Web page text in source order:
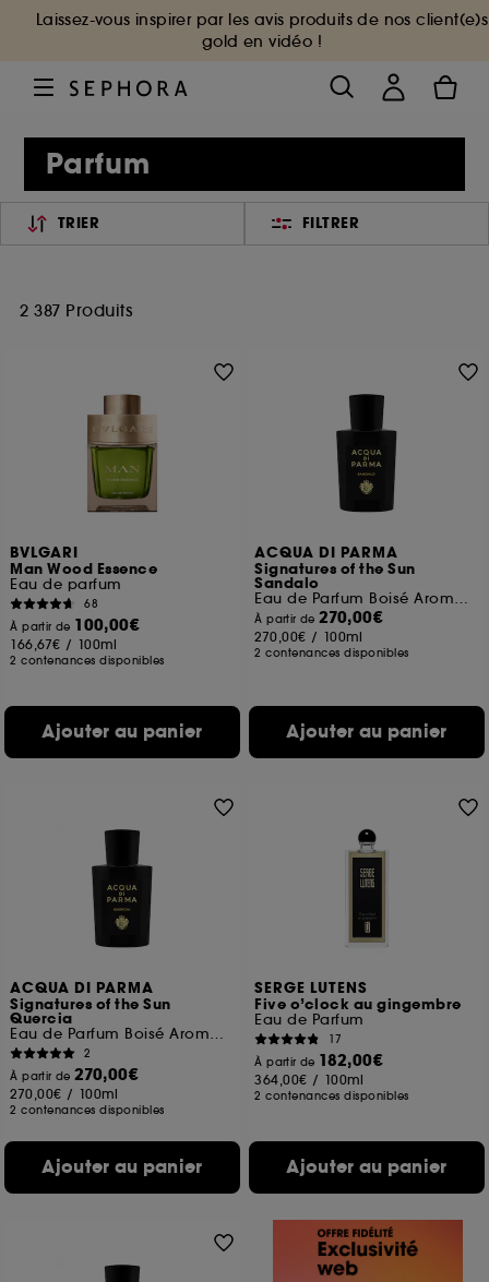
Laissez-vous inspirer par les avis produits de nos client(e)s
gold en vidéo !
Parfum
TRIER FILTRER
2 387 Produits
BVLGARI
Man Wood Essence
Eau de parfum
68
À partir de 100,00€
166,67€ / 100ml
2 contenances disponibles
Ajouter au panier
ACQUA DI PARMA
Signatures of the Sun
Sandalo
Eau de Parfum Boisé Aromatique
À partir de270,00€
270,00€ / 100ml
2 contenances disponibles
Ajouter au panier
ACQUA DI PARMA
Signatures of the Sun
Quercia
Eau de Parfum Boisé Aromatique
2
À partir de270,00€
270,00€ / 100ml
2 contenances disponibles
Ajouter au panier
SERGE LUTENS
Five o’clock au gingembre
Eau de Parfum
17
À partir de 182,00€
364,00€ / 100ml
2 contenances disponibles
Ajouter au panier